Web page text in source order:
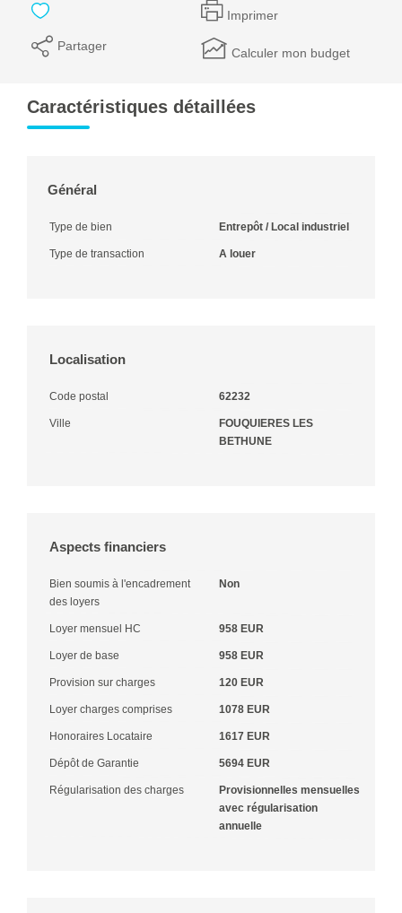
Imprimer
Partager Calculer mon budget
Caractéristiques détaillées
Général
Type de bien Entrepôt / Local industriel
Type de transaction A louer
Localisation
Code postal 62232
Ville
FOUQUIERES LES
BETHUNE
Aspects financiers
Bien soumis à l'encadrement
des loyers
Non
Loyer mensuel HC 958 EUR
Loyer de base 958 EUR
Provision sur charges 120 EUR
Loyer charges comprises 1078 EUR
Honoraires Locataire 1617 EUR
Dépôt de Garantie 5694 EUR
Régularisation des charges
Provisionnelles mensuelles
avec régularisation
annuelle